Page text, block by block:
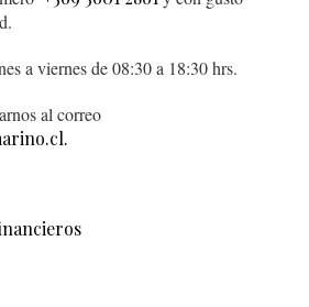
a viernes de 08:30 a 18:30 hrs.
al correo